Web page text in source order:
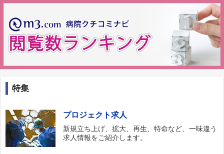
特集
プロジェクト求人
新規立ち上げ、拡大、再生、特命など、一味違う
求人情報をご紹介します。